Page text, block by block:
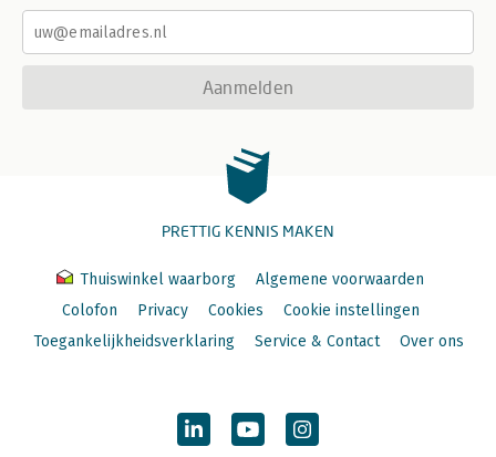
Aanmelden
PRETTIG KENNIS MAKEN
Thuiswinkel waarborg
Algemene voorwaarden
Colofon
Privacy Cookies
Cookie instellingen
Toegankelijkheidsverklaring
Service & Contact Over ons